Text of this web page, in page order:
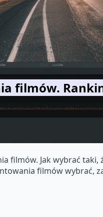
filmów.
Jak wybrać taki,
filmów wybrać,